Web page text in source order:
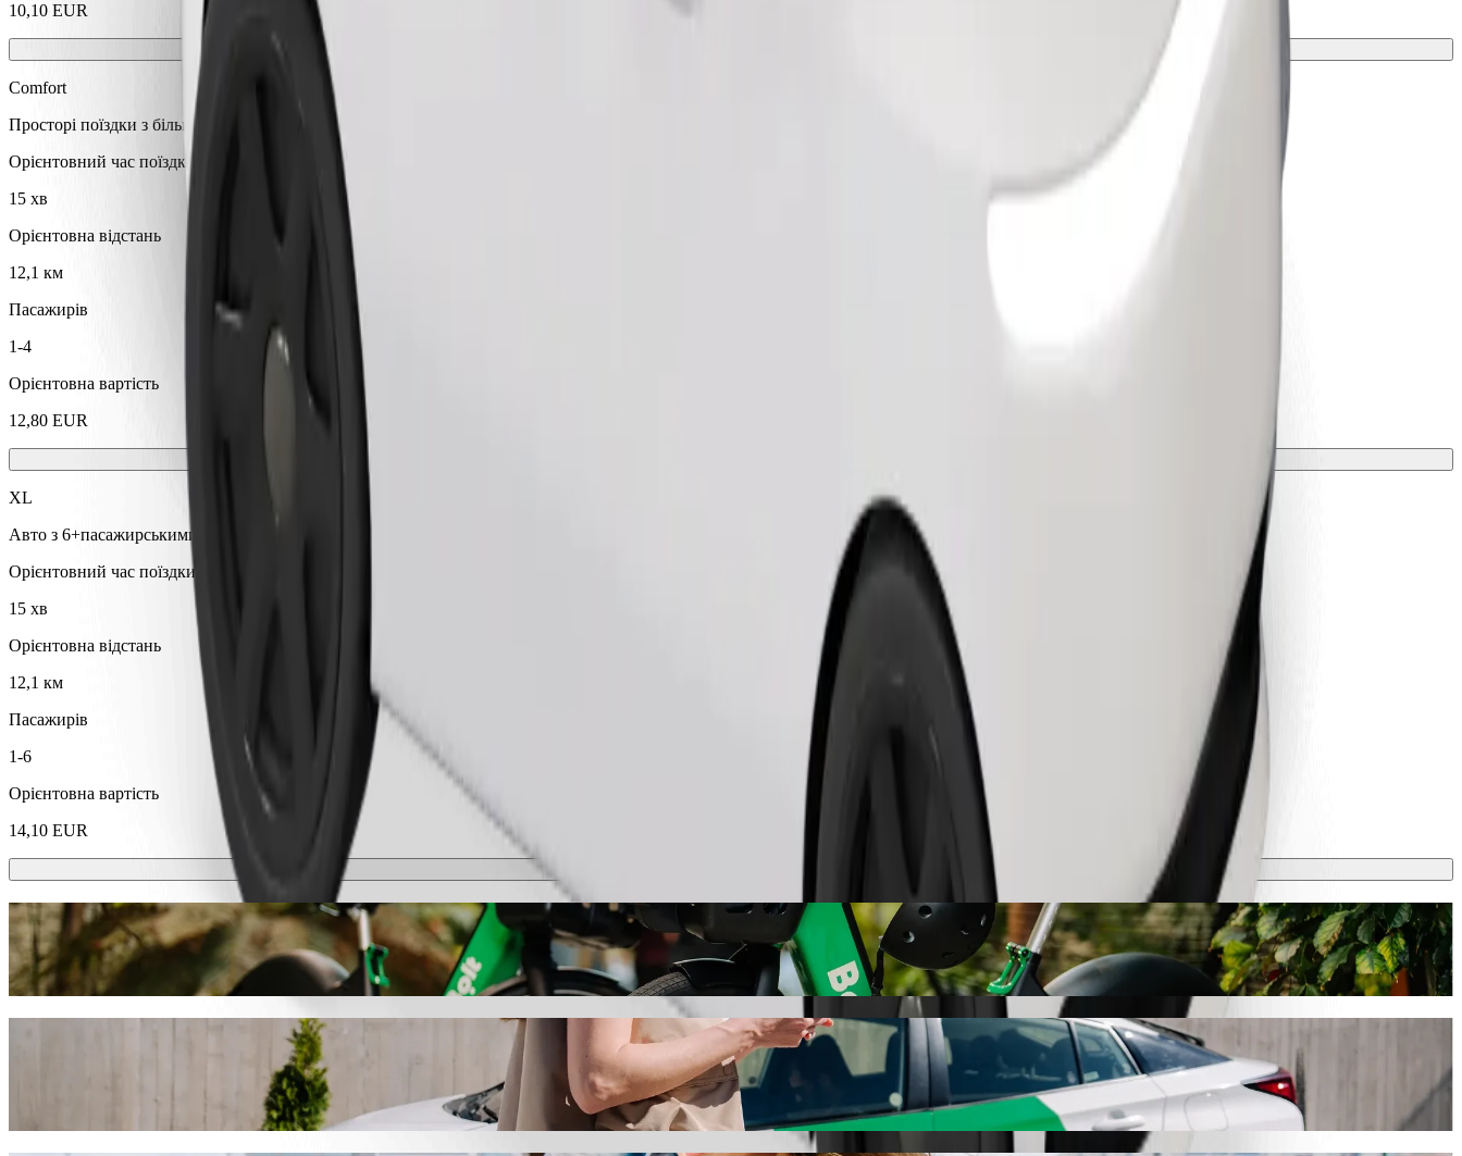
10,10 EUR
Comfort
Просторі поїздки з більшим простором для ніг та місцем для зберігання речей
Орієнтовний час поїздки
15 хв
Орієнтовна відстань
12,1 км
Пасажирів
1-4
Орієнтовна вартість
12,80 EUR
XL
Авто з 6+пасажирськими сидіннями
Орієнтовний час поїздки
15 хв
Орієнтовна відстань
12,1 км
Пасажирів
1-6
Орієнтовна вартість
14,10 EUR
Самокати або електровелосипеди?
Подорожуй містом Тракай, використовуючи самокати або електровелосипеди
Завантажити Bolt
Діставайся від Senoji kibininė до Margio krantas holiday complex, викликавши авто в Bolt
Ми рекомендуємо викликати авто з водієм Bolt, якщо ти хочеш доступно дістатися до Margio krantas holiday complex. З Bolt ця поїздка займе близько 15 хв і коштуватиме приблизно 10,10 EUR
EUR. Який би не був привід, ми знайдемо для тебе ідеальний транспортний засіб.